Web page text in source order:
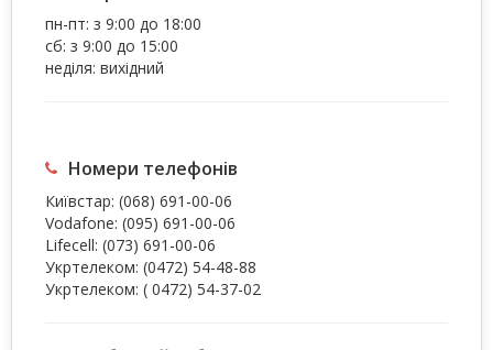
пн-пт: з 9:00 до 18:00
сб: з 9:00 до 15:00
неділя: вихідний
Номери телефонів
Київстар: (068) 691-00-06
Vodafone: (095) 691-00-06
Lifecell: (073) 691-00-06
Укртелеком: (0472) 54-48-88
Укртелеком: ( 0472) 54-37-02